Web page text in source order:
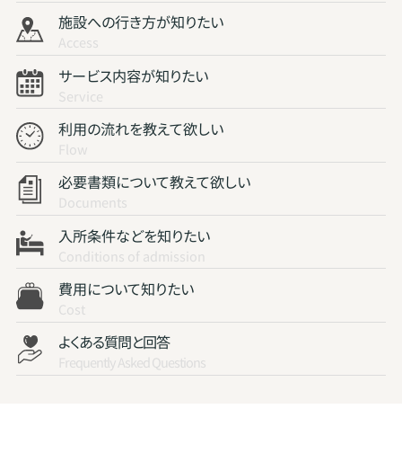
施設への行き方が知りたい
Access
サービス内容が知りたい
Service
利用の流れを教えて欲しい
Flow
必要書類について教えて欲しい
Documents
入所条件などを知りたい
Conditions of admission
費用について知りたい
Cost
よくある質問と回答
Frequently Asked Questions